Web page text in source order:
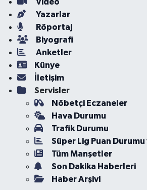
Video
Yazarlar
Röportaj
Biyografi
Anketler
Künye
İletişim
Servisler
Nöbetçi Eczaneler
Hava Durumu
Trafik Durumu
Süper Lig Puan
Tüm Manşetler
Son Dakika Haberleri
Haber Arşivi